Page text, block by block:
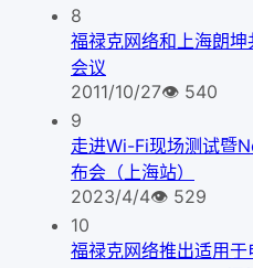
8
福禄克网络和上海朗
会议
2011/10/27👁 540
9
走进Wi-Fi现场测试暨
布会（上海站）
2023/4/4👁 529
10
福禄克网络推出适用